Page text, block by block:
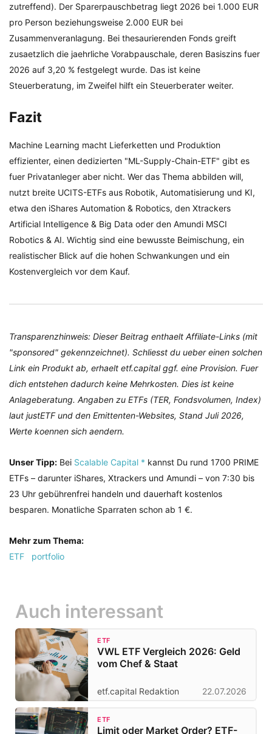
zutreffend). Der Sparerpauschbetrag liegt 2026 bei 1.000 EUR
pro Person beziehungsweise 2.000 EUR bei
Zusammenveranlagung. Bei thesaurierenden Fonds greift
zusaetzlich die jaehrliche Vorabpauschale, deren Basiszins fuer
2026 auf 3,20 % festgelegt wurde. Das ist keine
Steuerberatung, im Zweifel hilft ein Steuerberater weiter.
Fazit
Machine Learning macht Lieferketten und Produktion
effizienter, einen dedizierten "ML-Supply-Chain-ETF" gibt es
fuer Privatanleger aber nicht. Wer das Thema abbilden will,
nutzt breite UCITS-ETFs aus Robotik, Automatisierung und KI,
etwa den iShares Automation & Robotics, den Xtrackers
Artificial Intelligence & Big Data oder den Amundi MSCI
Robotics & AI. Wichtig sind eine bewusste Beimischung, ein
realistischer Blick auf die hohen Schwankungen und ein
Kostenvergleich vor dem Kauf.
Transparenzhinweis: Dieser Beitrag enthaelt Affiliate-Links (mit
"sponsored" gekennzeichnet). Schliesst du ueber einen solchen
Link ein Produkt ab, erhaelt etf.capital ggf. eine Provision. Fuer
dich entstehen dadurch keine Mehrkosten. Dies ist keine
Anlageberatung. Angaben zu ETFs (TER, Fondsvolumen, Index)
laut justETF und den Emittenten-Websites, Stand Juli 2026,
Werte koennen sich aendern.
Unser Tipp: Bei Scalable Capital * kannst Du rund 1700 PRIME
ETFs – darunter iShares, Xtrackers und Amundi – von 7:30 bis
23 Uhr gebührenfrei handeln und dauerhaft kostenlos
besparen. Monatliche Sparraten schon ab 1 €.
Mehr zum Thema:
ETF
portfolio
Auch interessant
ETF
VWL ETF Vergleich 2026: Geld
vom Chef & Staat
etf.capital Redaktion 22.07.2026
ETF
Limit oder Market Order? ETF-